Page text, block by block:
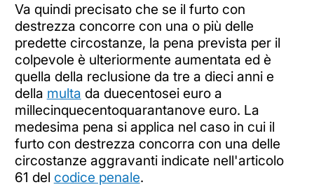
Va quindi precisato che se il furto con
destrezza concorre con una o più delle
predette circostanze, la pena prevista per il
colpevole è ulteriormente aumentata ed è
quella della reclusione da tre a dieci anni e
della multa da duecentosei euro a
millecinquecentoquarantanove euro. La
medesima pena si applica nel caso in cui il
furto con destrezza concorra con una delle
circostanze aggravanti indicate nell'articolo
61 del codice penale.